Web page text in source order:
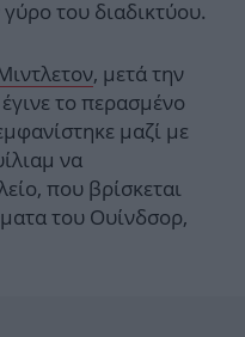
του διαδικτύου.
, μετά την
έγινε το περασμένο
μαζί με
να
που βρίσκεται
του Ουίνδσορ,